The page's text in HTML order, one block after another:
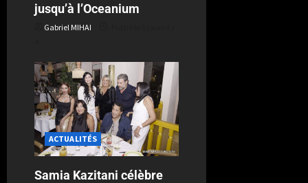
jusqu’à l’Oceanium
Gabriel MIHAI
ACTUALITÉS
Samia Kazitani célèbre